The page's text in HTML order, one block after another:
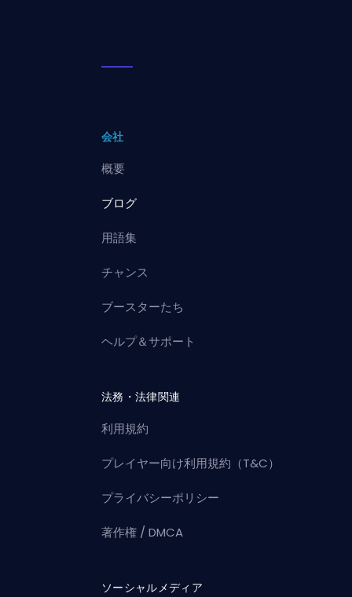
会社
概要
ブログ
用語集
チャンス
ブースターたち
ヘルプ＆サポート
法務・法律関連
利用規約
プレイヤー向け利用規約（T&C）
プライバシーポリシー
著作権 / DMCA
ソーシャルメディア